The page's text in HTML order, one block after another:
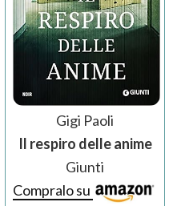
Gigi Paoli
Il respiro delle anime
Giunti
Compralo su